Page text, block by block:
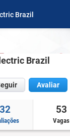
Brazil
Brazil
Avaliar
32 53
Vagas